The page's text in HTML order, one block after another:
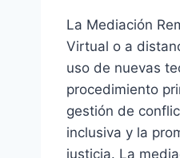
La Mediación
Virtual o a
uso de nuevas
procedimiento
gestión de
inclusiva y la
justicia. La